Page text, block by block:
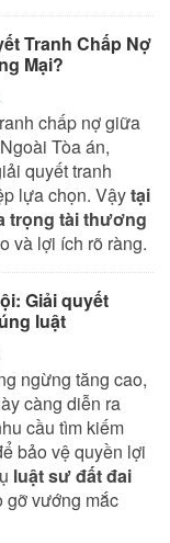
Tranh Chấp Nợ
Mại?
chấp nợ giữa
Tòa án,
quyết tranh
lựa chọn. Vậytại
trọng tài thương
và lợi ích rõ ràng.
Giải quyết
luật
ngừng tăng cao,
càng diễn ra
cầu tìm kiếm
bảo vệ quyền lợi
luật sư đất đai
gỡ vướng mắc